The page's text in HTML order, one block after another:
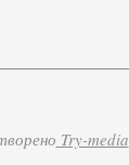
Try-media